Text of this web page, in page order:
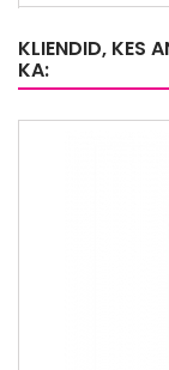
KLIENDID, KES
KA: